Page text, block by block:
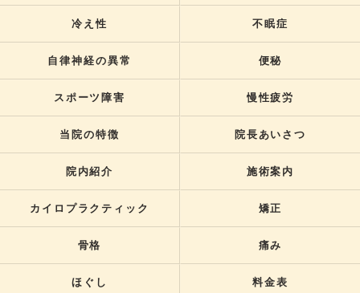
冷え性 不眠症
自律神経の異常 便秘
スポーツ障害 慢性疲労
当院の特徴 院長あいさつ
院内紹介 施術案内
カイロプラクティック 矯正
骨格 痛み
ほぐし 料金表